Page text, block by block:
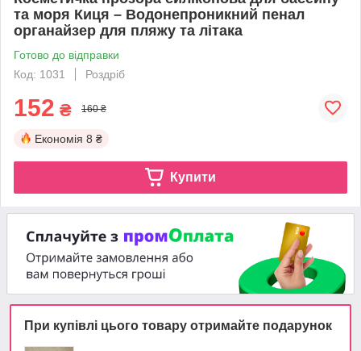
та моря Киця – Водонепроникний пенал
органайзер для пляжу та літака
Готово до відправки
Код: 1031
Роздріб
152 ₴ 160 ₴
Економія 8 ₴
Купити
При купівлі цього товару отримайте подарунок